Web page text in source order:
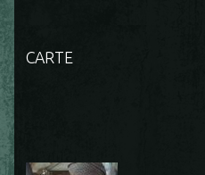
CARTE